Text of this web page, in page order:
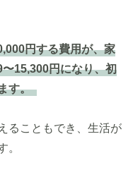
円する費用が、家
15,300円になり、初
す。
ることもでき、生活が
。